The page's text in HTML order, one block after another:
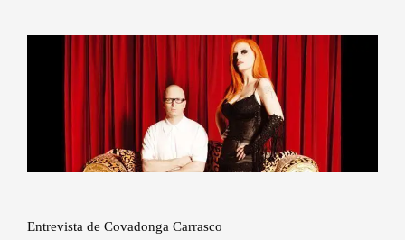
Entrevista de Covadonga Carrasco